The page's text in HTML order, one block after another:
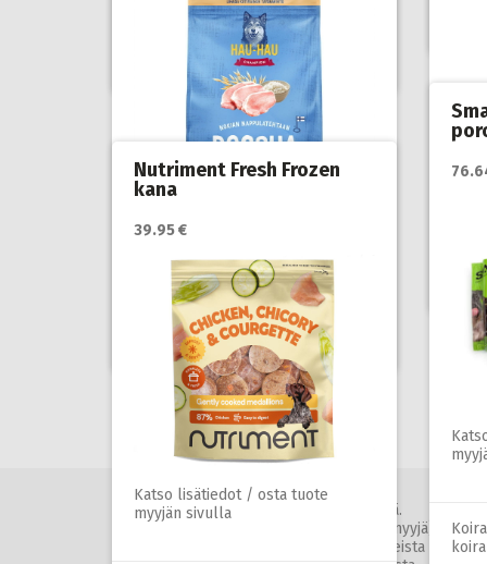
Koirat,Kotimainen
koiranruoka
Katso lisätiedot / osta tuote
Koiranruoka,Koirat,Kotimainen
koiranruoka
Nutriment Fresh Frozen
kana
39.95 €
Katso lisätiedot / osta tuote
myyjän sivulla
Artikkelien
sivutus
Lemmikkini.net ei ole tuotteiden myyjä.
Tuotelinkit johtavat kumppanimme (=myyjä)
sivulle. Mahdolliset kysymykset tuotteista